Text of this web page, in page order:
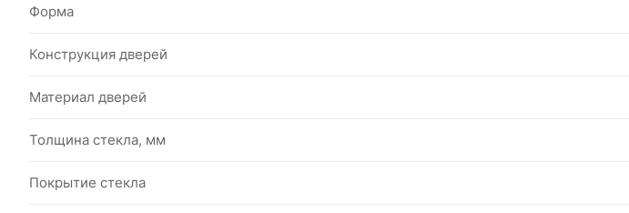
Форма
Конструкция дверей
Материал дверей
Толщина стекла, мм
Покрытие стекла